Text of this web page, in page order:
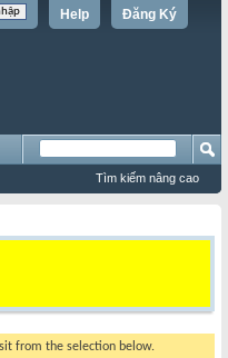
Đăng Ký
Help
Tìm kiếm nâng cao
from the selection below.